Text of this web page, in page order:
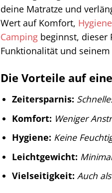
deine Matratze und
Wert auf Komfort, Hygiene
Camping beginnst, dieser
Funktionalität und
Die Vorteile auf
Zeitersparnis:
Komfort: Weniger
Hygiene: Keine
Leichtgewicht:
Vielseitigkeit: Auch